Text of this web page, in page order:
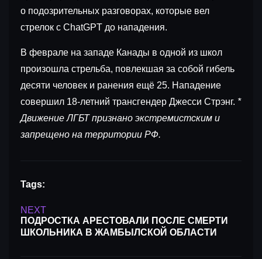
о подозрительных разговорах, которые вел
стрелок с ChatGPT до нападения.
В феврале на западе Канады в одной из школ
произошла стрельба, повлекшая за собой гибель
десяти человек и ранения ещё 25. Нападение
совершил 18-летний трансгендер Джесси Стрэнг. *
Движение ЛГБТ признано экстремистским и
запрещено на территории РФ.
Tags:
NEXT
ПОДРОСТКА АРЕСТОВАЛИ ПОСЛЕ СМЕРТИ
ШКОЛЬНИКА В ЖАМБЫЛСКОЙ ОБЛАСТИ